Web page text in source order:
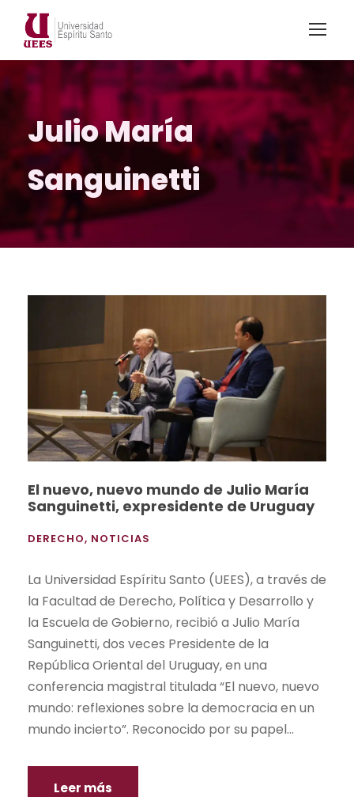
Julio María
Sanguinetti
El nuevo, nuevo mundo de Julio María
Sanguinetti, expresidente de Uruguay
DERECHO, NOTICIAS
La Universidad Espíritu Santo (UEES), a través de
la Facultad de Derecho, Política y Desarrollo y
la Escuela de Gobierno, recibió a Julio María
Sanguinetti, dos veces Presidente de la
República Oriental del Uruguay, en una
conferencia magistral titulada “El nuevo, nuevo
mundo: reflexiones sobre la democracia en un
mundo incierto”. Reconocido por su papel...
Leer más